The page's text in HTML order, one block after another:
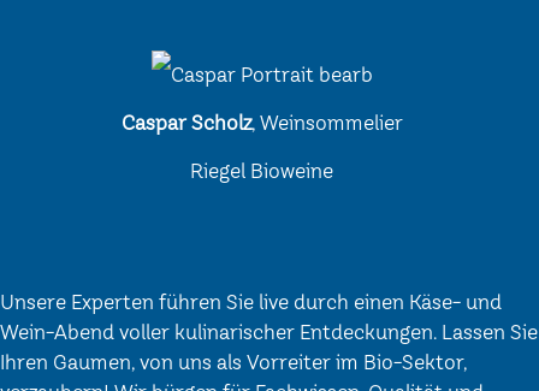
Caspar Scholz, Weinsommelier
Riegel Bioweine
Unsere Experten führen Sie live durch einen Käse- und
Wein-Abend voller kulinarischer Entdeckungen. Lassen Sie
Ihren Gaumen, von uns als Vorreiter im Bio-Sektor,